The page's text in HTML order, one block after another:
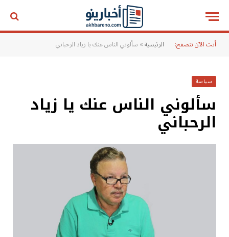
أنت الآن تتصفح: الرئيسية» سألوني الناس عنك يا زياد الرحباني
سياسة
سألوني الناس عنك يا زياد
الرحباني